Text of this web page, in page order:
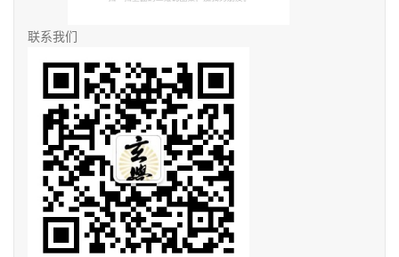
联系我们